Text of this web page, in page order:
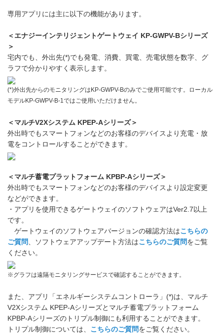
専用アプリには主に以下の機能があります。
＜エナジーインテリジェントゲートウェイ KP-GWPV-Bシリーズ
＞
宅内でも、外出先(*)でも発電、消費、買電、売電状態を数字、グ
ラフで分かりやすく表示します。
(*)外出先からのモニタリングはKP-GWPV-Bのみでご使用可能です。ローカル
モデルKP-GWPV-B-1ではご使用いただけません。
＜マルチV2Xシステム KPEP-Aシリーズ＞
外出時でもスマートフォンなどのお客様のデバイスより充電・放
電をコントロールすることができます。
＜マルチ蓄電プラットフォーム KPBP-Aシリーズ＞
外出時でもスマートフォンなどのお客様のデバイスより設定変更
などができます。
・アプリを使用できるゲートウェイのソフトウェアはVer2.7以上
です。
ゲートウェイのソフトウェアバージョンの確認方法はこちらの
ご質問
、ソフトウェアアップデート方法はこちらのご質問をご覧
ください。
※グラフは遠隔モニタリングサービスで確認することができます。
また、アプリ「エネルギーシステムコントローラ」(*)は、マルチ
V2Xシステム KPEP-Aシリーズとマルチ蓄電プラットフォーム
KPBP-Aシリーズのトリプル制御にも利用することができます。
トリプル制御については、 こちらのご質問をご覧ください。